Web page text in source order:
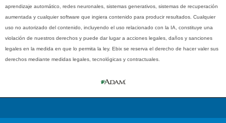
aprendizaje automático, redes neuronales, sistemas generativos, sistemas de recuperación
aumentada y cualquier software que ingiera contenido para producir resultados. Cualquier
uso no autorizado del contenido, incluyendo el uso relacionado con la IA, constituye una
violación de nuestros derechos y puede dar lugar a acciones legales, daños y sanciones
legales en la medida en que lo permita la ley. Ebix se reserva el derecho de hacer valer sus
derechos mediante medidas legales, tecnológicas y contractuales.